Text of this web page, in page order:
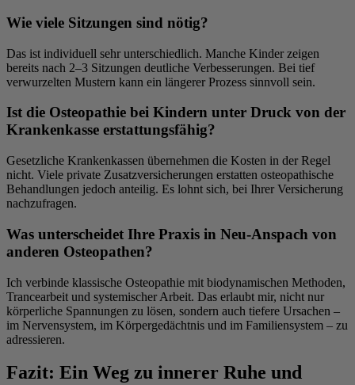
Wie viele Sitzungen sind nötig?
Das ist individuell sehr unterschiedlich. Manche Kinder zeigen
bereits nach 2–3 Sitzungen deutliche Verbesserungen. Bei tief
verwurzelten Mustern kann ein längerer Prozess sinnvoll sein.
Ist die Osteopathie bei Kindern unter Druck von der
Krankenkasse erstattungsfähig?
Gesetzliche Krankenkassen übernehmen die Kosten in der Regel
nicht. Viele private Zusatzversicherungen erstatten osteopathische
Behandlungen jedoch anteilig. Es lohnt sich, bei Ihrer Versicherung
nachzufragen.
Was unterscheidet Ihre Praxis in Neu-Anspach von
anderen Osteopathen?
Ich verbinde klassische Osteopathie mit biodynamischen Methoden,
Trancearbeit und systemischer Arbeit. Das erlaubt mir, nicht nur
körperliche Spannungen zu lösen, sondern auch tiefere Ursachen –
im Nervensystem, im Körpergedächtnis und im Familiensystem – zu
adressieren.
Fazit: Ein Weg zu innerer Ruhe und